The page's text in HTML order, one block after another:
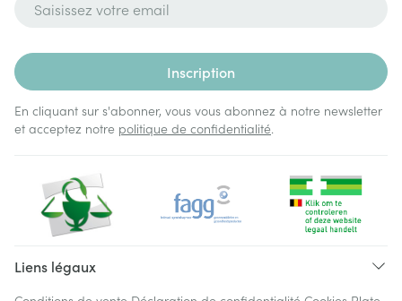
Inscription
En cliquant sur s'abonner, vous vous abonnez à notre newsletter
et acceptez notre politique de confidentialité.
Liens légaux